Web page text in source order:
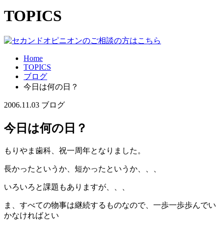
TOPICS
Home
TOPICS
ブログ
今日は何の日？
2006.11.03 ブログ
今日は何の日？
もりやま歯科、祝一周年となりました。
長かったというか、短かったというか、、、
いろいろと課題もありますが、、、
ま、すべての物事は継続するものなので、一歩一歩歩んでい
かなければとい